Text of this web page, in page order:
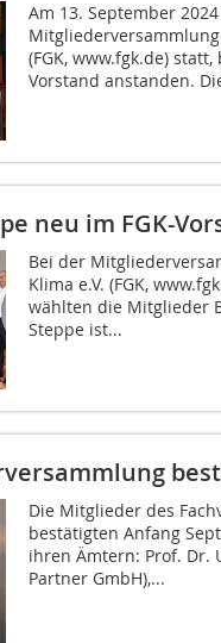
Am 13. September
Mitgliederversammlung
(FGK, www.fgk.de)
Vorstand anstanden.
neu im FGK-
Bei der
Klima e.V. (FGK,
wählten die Mitglieder
Steppe ist...
Die Mitglieder des
bestätigten Anfang
ihren Ämtern: Prof. Dr.
Partner GmbH),...